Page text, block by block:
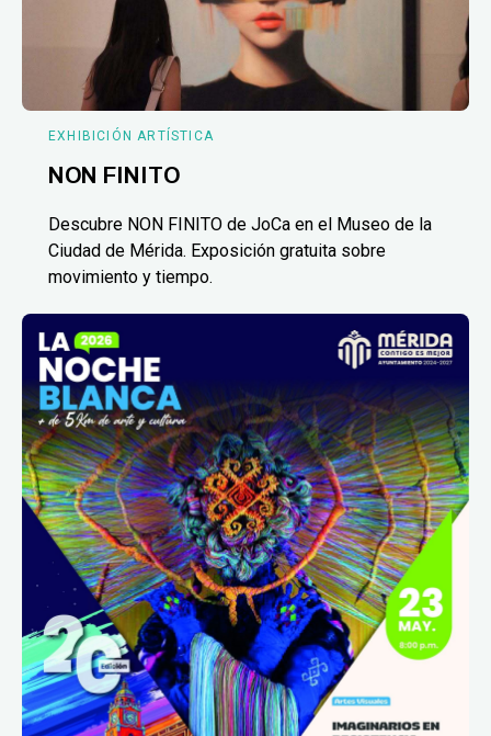
EXHIBICIÓN ARTÍSTICA
NON FINITO
Descubre NON FINITO de JoCa en el Museo de la
Ciudad de Mérida. Exposición gratuita sobre
movimiento y tiempo.